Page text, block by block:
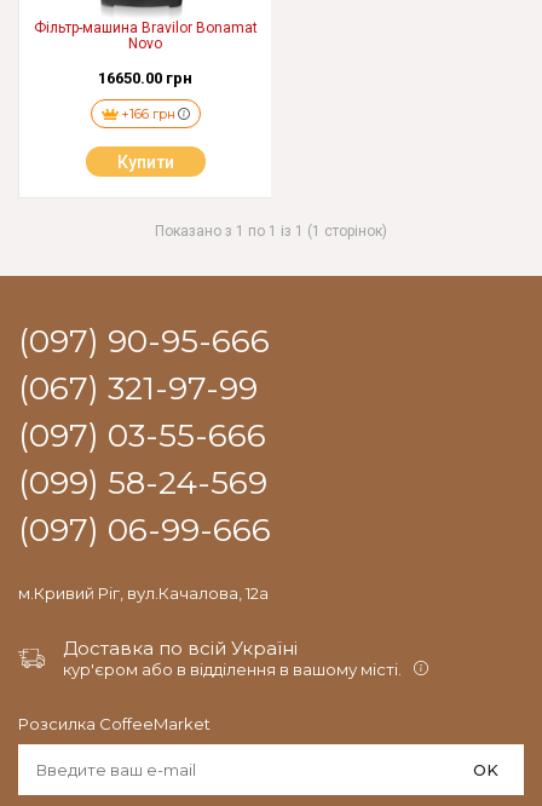
Фільтр-машина Bravilor Bonamat
Novo
16650.00 грн
+166 грн
Купити
Показано з 1 по 1 із 1 (1 сторінок)
(097) 90-95-666
(067) 321-97-99
(097) 03-55-666
(099) 58-24-569
(097) 06-99-666
м.Кривий Ріг, вул.Качалова, 12а
Доставка по всій Україні
кур'єром або в відділення в вашому місті.
Розсилка CoffeeMarket
OK